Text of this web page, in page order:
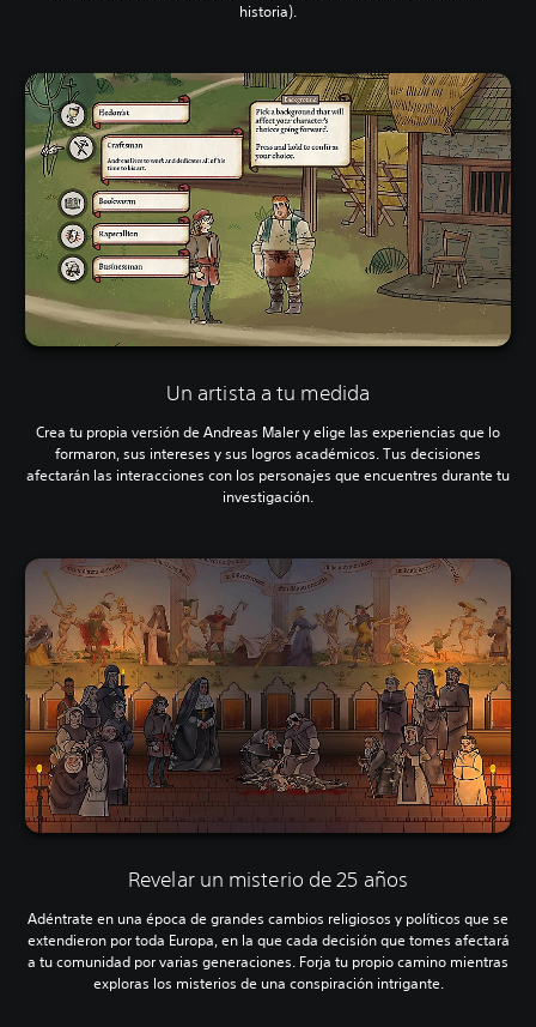
historia).
Un artista a tu medida
Crea tu propia versión de Andreas Maler y elige las experiencias que lo
formaron, sus intereses y sus logros académicos. Tus decisiones
afectarán las interacciones con los personajes que encuentres durante tu
investigación.
Revelar un misterio de 25 años
Adéntrate en una época de grandes cambios religiosos y políticos que se
extendieron por toda Europa, en la que cada decisión que tomes afectará
a tu comunidad por varias generaciones. Forja tu propio camino mientras
exploras los misterios de una conspiración intrigante.